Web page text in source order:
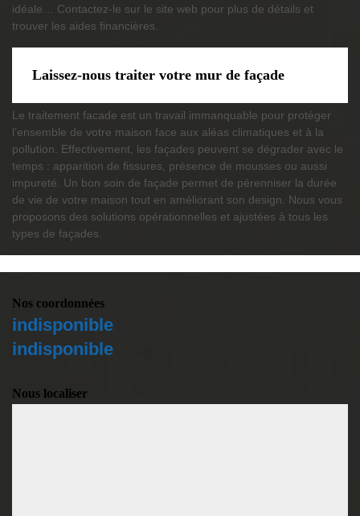
idéale… Contactez-le sur le site web pour plus de détails et
trouver les aides financières.
Laissez-nous traiter votre mur de façade
Le traitement facade est un travail immanquable pour protéger
l’ensemble de votre maison face aux aléas climatiques et à la
pollution. Effectivement, les façades peuvent se dégrader avec le
temps : apparition de fissures, présence de mousses ou aussi
impureté. Un bon soin de façade permet de pérenniser la durée
de vie de votre maison tout en améliorant son design. Nous vous
proposons des solutions opérationnelles et ajustées à tous les
types de façades.
Nos coordonnées
indisponible
indisponible
Nous localiser